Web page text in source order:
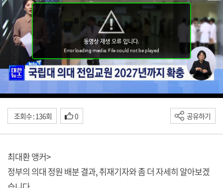
조회수 : 136회 0 공유하기
최대환 앵커>
정부의 의대 정원 배분 결과, 취재기자와 좀 더 자세히 알아보겠